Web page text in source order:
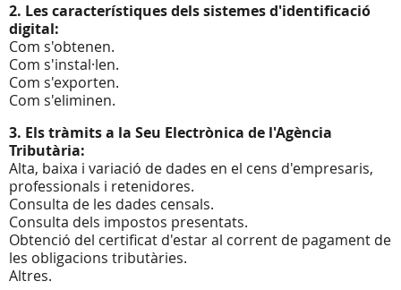
2. Les característiques dels sistemes d'identificació
digital:
Com s'obtenen.
Com s'instal·len.
Com s'exporten.
Com s'eliminen.
3. Els tràmits a la Seu Electrònica de l'Agència
Tributària:
Alta, baixa i variació de dades en el cens d'empresaris,
professionals i retenidores.
Consulta de les dades censals.
Consulta dels impostos presentats.
Obtenció del certificat d'estar al corrent de pagament de
les obligacions tributàries.
Altres.